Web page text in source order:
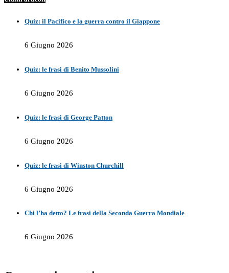
Quiz: il Pacifico e la guerra contro il Giappone
6 Giugno 2026
Quiz: le frasi di Benito Mussolini
6 Giugno 2026
Quiz: le frasi di George Patton
6 Giugno 2026
Quiz: le frasi di Winston Churchill
6 Giugno 2026
Chi l’ha detto? Le frasi della Seconda Guerra Mondiale
6 Giugno 2026